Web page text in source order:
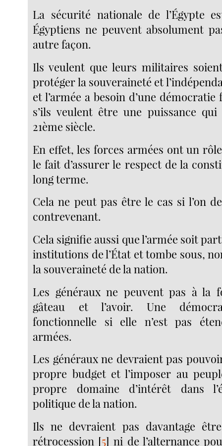
La sécurité nationale de l’Égypte
Égyptiens ne peuvent absolument
autre façon.
Ils veulent que leurs militaires
protéger la souveraineté et
et l’armée a besoin d’une
s’ils veulent être une puissance
21ème siècle.
En effet, les forces armées ont un
le fait d’assurer le respect de la
long terme.
Cela ne peut pas être le cas si l’on
contrevenant.
Cela signifie aussi que l’armée soit
institutions de l’État et tombe sous,
la souveraineté de la nation.
Les généraux ne peuvent pas à la
gâteau et l’avoir. Une
fonctionnelle si elle n’est pas
armées.
Les généraux ne devraient pas
propre budget et l’imposer au
propre domaine d’intérêt dans
politique de la nation.
Ils ne devraient pas davantage
rétrocession [5] ni de l’alternance